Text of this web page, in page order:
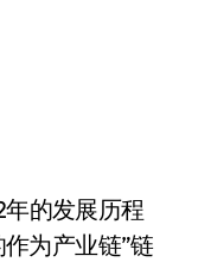
的发展历程
为产业链”链